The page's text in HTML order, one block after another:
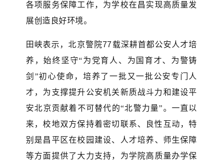
各项服务保障工作，为学校在昌实现高质量发
展创造良好环境。
田峡表示，北京警院77载深耕首都公安人才培
养 ，始终坚守“为党育人、为国育才、为警铸
剑”初心使命， 培养了一批又一批公安专门人
才，为支撑提升公安机关新质战斗力和建设平
安北京贡献着不可替代的“北警力量”。一直以
来，校地双方保持着密切联系、良性互动，特
别是昌平区在校园 建设、人才培养、师生保障
等方面提供了大力支持， 为学院高质量办学保